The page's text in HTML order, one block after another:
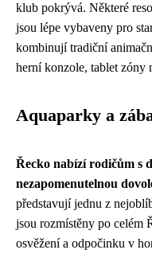
klub pokrývá. Některé
jsou lépe vybaveny pro
kombinují tradiční
herní konzole, tablet zóny
Aquaparky a
Řecko nabízí rodičům s
nezapomenutelnou
představují jednu z
jsou rozmístěny po celém
osvěžení a odpočinku v